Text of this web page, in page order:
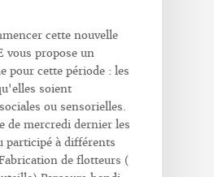
cette nouvelle
vous propose un
pour cette période : les
soient
ou sensorielles.
de mercredi dernier les
participé à différents
de flotteurs (